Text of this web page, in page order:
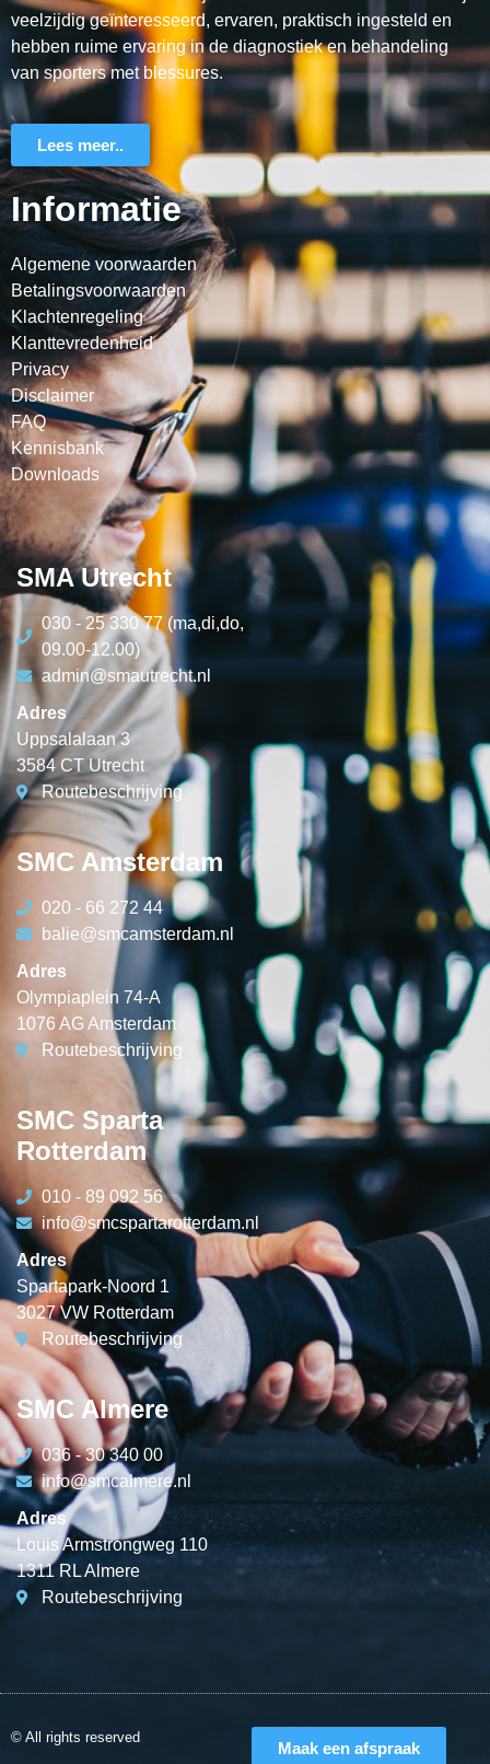
veelzijdig geïnteresseerd, ervaren, praktisch ingesteld en
hebben ruime ervaring in de diagnostiek en behandeling
van sporters met blessures.
Lees meer..
Informatie
Algemene voorwaarden
Betalingsvoorwaarden
Klachtenregeling
Klanttevredenheid
Privacy
Disclaimer
FAQ
Kennisbank
Downloads
SMA Utrecht
030 - 25 330 77 (ma,di,do,
09.00-12.00)
admin@smautrecht.nl
Adres
Uppsalalaan 3
3584 CT Utrecht
Routebeschrijving
SMC Amsterdam
020 - 66 272 44
balie@smcamsterdam.nl
Adres
Olympiaplein 74-A
1076 AG Amsterdam
Routebeschrijving
SMC Sparta
Rotterdam
010 - 89 092 56
info@smcspartarotterdam.nl
Adres
Spartapark-Noord 1
3027 VW Rotterdam
Routebeschrijving
SMC Almere
036 - 30 340 00
info@smcalmere.nl
Adres
Louis Armstrongweg 110
1311 RL Almere
Routebeschrijving
© All rights reserved
Maak een afspraak